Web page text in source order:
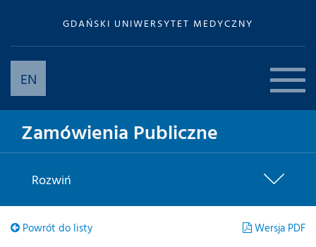
GDAŃSKI UNIWERSYTET MEDYCZNY
EN
Zamówienia Publiczne
Rozwiń
Powrót do listy
Wersja PDF